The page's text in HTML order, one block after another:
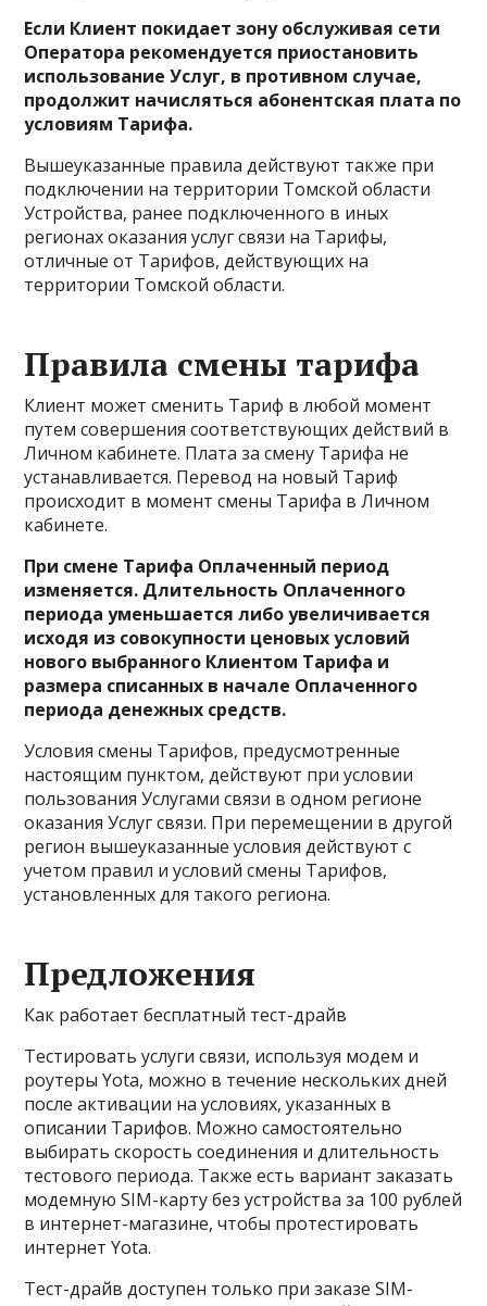
Если Клиент покидает зону обслуживая сети
Оператора рекомендуется приостановить
использование Услуг, в противном случае,
продолжит начисляться абонентская плата по
условиям Тарифа.
Вышеуказанные правила действуют также при
подключении на территории Томской области
Устройства, ранее подключенного в иных
регионах оказания услуг связи на Тарифы,
отличные от Тарифов, действующих на
территории Томской области.
Правила смены тарифа
Клиент может сменить Тариф в любой момент
путем совершения соответствующих действий в
Личном кабинете. Плата за смену Тарифа не
устанавливается. Перевод на новый Тариф
происходит в момент смены Тарифа в Личном
кабинете.
При смене Тарифа Оплаченный период
изменяется. Длительность Оплаченного
периода уменьшается либо увеличивается
исходя из совокупности ценовых условий
нового выбранного Клиентом Тарифа и
размера списанных в начале Оплаченного
периода денежных средств.
Условия смены Тарифов, предусмотренные
настоящим пунктом, действуют при условии
пользования Услугами связи в одном регионе
оказания Услуг связи. При перемещении в другой
регион вышеуказанные условия действуют с
учетом правил и условий смены Тарифов,
установленных для такого региона.
Предложения
Как работает бесплатный тест-драйв
Тестировать услуги связи, используя модем и
роутеры Yota, можно в течение нескольких дней
после активации на условиях, указанных в
описании Тарифов. Можно самостоятельно
выбирать скорость соединения и длительность
тестового периода. Также есть вариант заказать
модемную SIM-карту без устройства за 100 рублей
в интернет-магазине, чтобы протестировать
интернет Yota.
Тест-драйв доступен только при заказе SIM-